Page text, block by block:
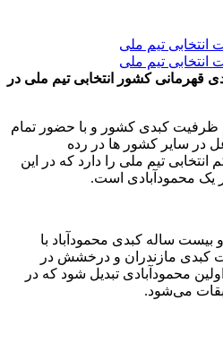
قهرمانی کشور انتخابی تیم ملی در
ظرفیت کبدی کشور و با حضور تمام
در سایر کشور ها در رده
تیم ملی را دارد که در این
یک محمودآبادی است.
ساله کبدی محمودآباد با
کبدی مازندران و درخشش در
محمودآبادی تبدیل شود که در
می‌شود.